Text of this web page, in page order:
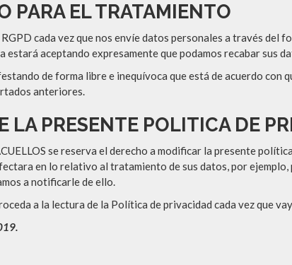
PARA EL TRATAMIENTO
cada vez que nos envíe datos personales a través del
aceptando expresamente que podamos recabar sus
de forma libre e inequívoca que está de acuerdo con
anteriores.
LA PRESENTE POLITICA DE
se reserva el derecho a modificar la presente
en lo relativo al tratamiento de sus datos, por
a notificarle de ello.
a la lectura de la Política de privacidad cada vez que